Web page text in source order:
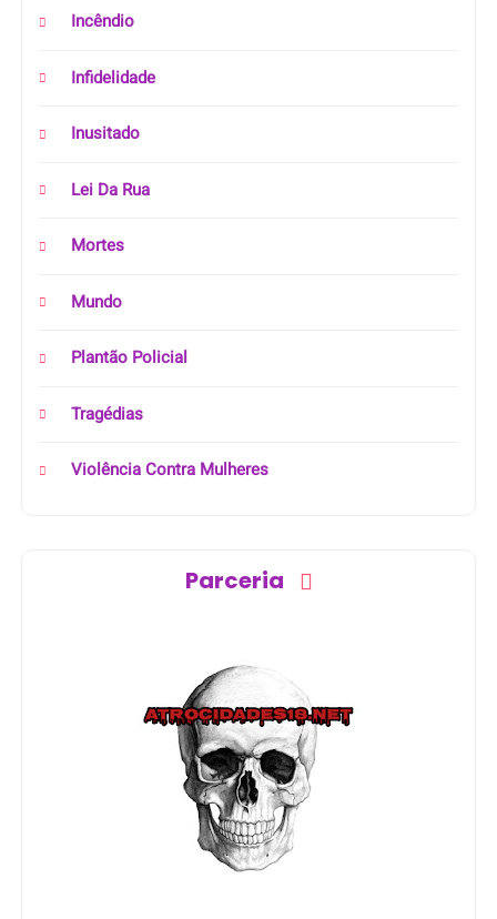
Incêndio
Infidelidade
Inusitado
Lei Da Rua
Mortes
Mundo
Plantão Policial
Tragédias
Violência Contra Mulheres
Parceria